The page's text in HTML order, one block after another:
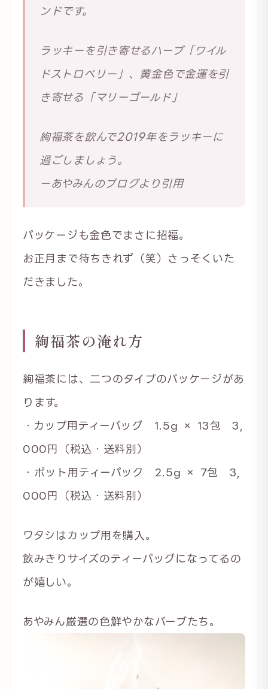
ンドです。
ラッキーを引き寄せるハーブ「ワイル
ドストロベリー」、黄金色で金運を引
き寄せる「マリーゴールド」
絢福茶を飲んで2019年をラッキーに
過ごしましょう。
ーあやみんのブログより引用
パッケージも金色でまさに招福。
お正月まで待ちきれず（笑）さっそくいた
だきました。
絢福茶の淹れ方
絢福茶には、二つのタイプのパッケージがあ
ります。
・カップ用ティーバッグ 1.5g × 13包 3,
000円（税込・送料別）
・ポット用ティーパック 2.5g × 7包 3,
000円（税込・送料別）
ワタシはカップ用を購入。
飲みきりサイズのティーバッグになってるの
が嬉しい。
あやみん厳選の色鮮やかなバーブたち。